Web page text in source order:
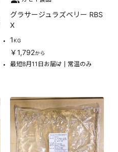
グラサージュラズベリー RBS
X
1KG
￥1,792から
最短8月11日お届け 常温のみ